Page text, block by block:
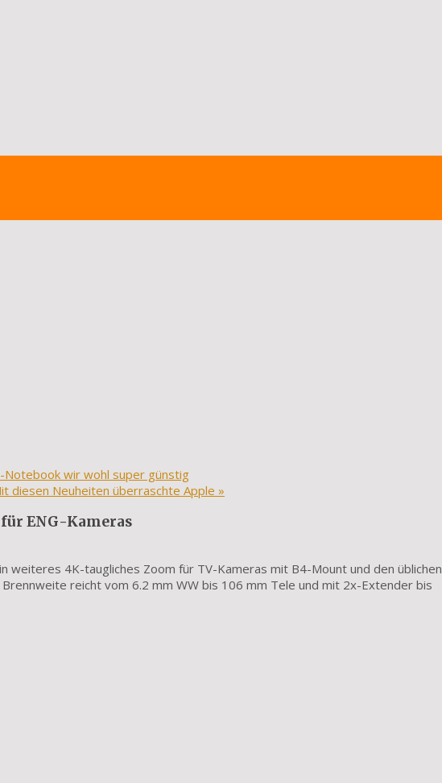
Notebook wir wohl super günstig
diesen Neuheiten überraschte Apple »
ENG-Kameras
weiteres 4K-taugliches Zoom für TV-Kameras mit B4-Mount und den üblichen
reicht vom 6.2 mm WW bis 106 mm Tele und mit 2x-Extender bis